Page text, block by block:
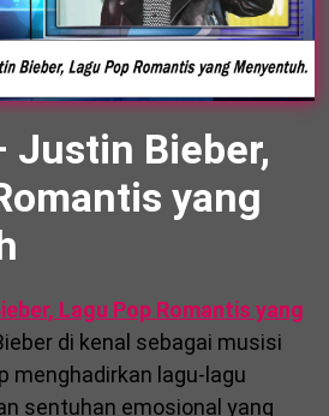
Justin Bieber,
yang
Lagu Pop Romantis yang
di kenal sebagai musisi
menghadirkan lagu-lagu
sentuhan emosional yang